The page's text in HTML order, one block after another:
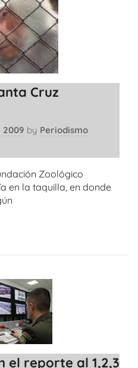
Cruz
2009 by Periodismo
Zoológico
en la taquilla, en donde
el reporte al 1,2,3